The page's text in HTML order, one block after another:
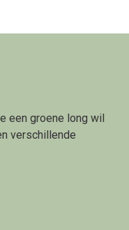
een groene long wil
verschillende